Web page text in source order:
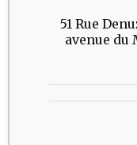
51 Rue
avenue du